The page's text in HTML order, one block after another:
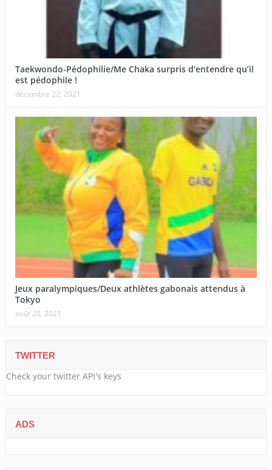
Taekwondo-Pédophilie/Me Chaka surpris d’entendre qu’il
est pédophile !
décembre 22, 2021
Jeux paralympiques/Deux athlètes gabonais attendus à
Tokyo
août 20, 2021
TWITTER
Check your twitter API's keys
ADS